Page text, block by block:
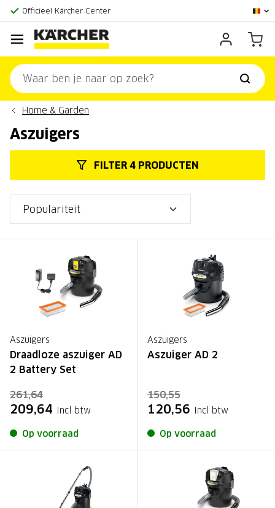
Officieel Kärcher Center
Klantenscore:9,3/10
Home & Garden
Aszuigers
FILTER 4 PRODUCTEN
Aszuigers
Draadloze aszuiger AD
2 Battery Set
261,64
209,64 Incl btw
Op voorraad
Aszuigers
Aszuiger AD 2
150,55
120,56 Incl btw
Op voorraad